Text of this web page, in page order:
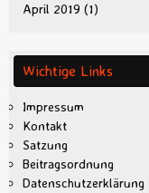
April 2019 (1)
Wichtige Links
Impressum
Kontakt
Satzung
Beitragsordnung
Datenschutzerklärung